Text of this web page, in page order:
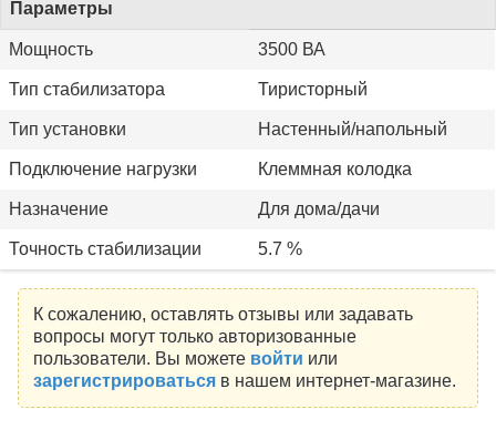
Параметры
Мощность 3500 ВА
Тип стабилизатора Тиристорный
Тип установки Настенный/напольный
Подключение нагрузки Клеммная колодка
Назначение Для дома/дачи
Точность стабилизации 5.7 %
К сожалению, оставлять отзывы или задавать
вопросы могут только авторизованные
пользователи. Вы можете войти или
зарегистрироватьсяв нашем интернет-магазине.